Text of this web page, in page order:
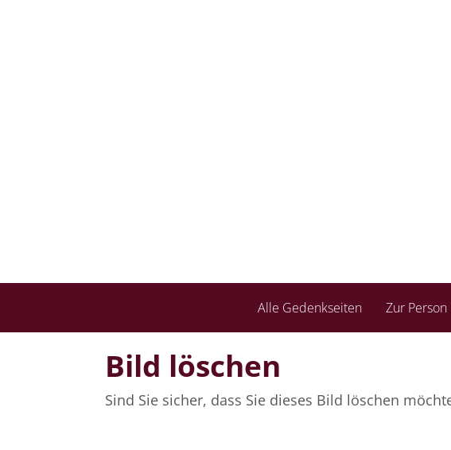
Alle Gedenkseiten Zur Person
Bild löschen
Sind Sie sicher, dass Sie dieses Bild löschen